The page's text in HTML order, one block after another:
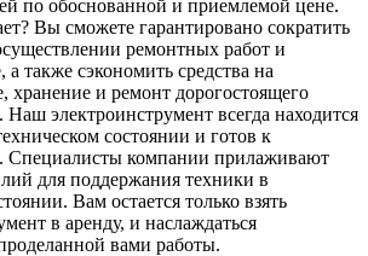
по обоснованной и приемлемой цене.
Вы сможете гарантировано сократить
ремонтных работ и
а также сэкономить средства на
хранение и ремонт дорогостоящего
Наш электроинструмент всегда находится
состоянии и готов к
Специалисты компании прилаживают
для поддержания техники в
Вам остается только взять
в аренду, и наслаждаться
вами работы.